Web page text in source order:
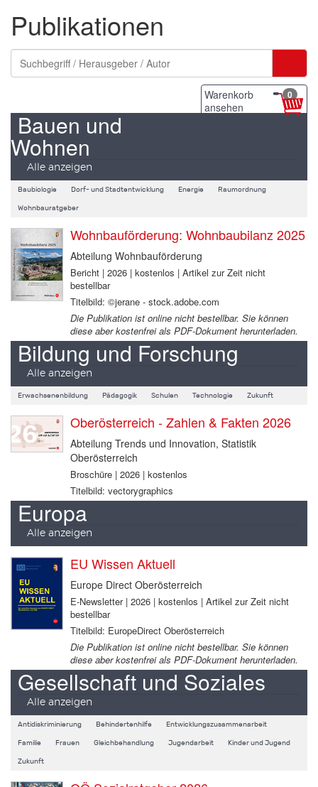
Publikationen
Warenkorb
ansehen
0
Bauen und
Wohnen
Alle anzeigen
Baubiologie Dorf- und Stadtentwicklung Energie Raumordnung
Wohnbauratgeber
Wohnbauförderung: Wohnbaubilanz 2025
Abteilung Wohnbauförderung
Bericht | 2026 | kostenlos | Artikel zur Zeit nicht
bestellbar
Titelbild: ©jerane - stock.adobe.com
Die Publikation ist online nicht bestellbar. Sie können
diese aber kostenfrei als PDF-Dokument herunterladen.
Bildung und Forschung
Alle anzeigen
Erwachsenenbildung Pädagogik Schulen Technologie Zukunft
Oberösterreich - Zahlen & Fakten 2026
Abteilung Trends und Innovation, Statistik
Oberösterreich
Broschüre | 2026 | kostenlos
Titelbild: vectorygraphics
Europa
Alle anzeigen
EU Wissen Aktuell
Europe Direct Oberösterreich
E-Newsletter | 2026 | kostenlos | Artikel zur Zeit nicht
bestellbar
Titelbild: EuropeDirect Oberösterreich
Die Publikation ist online nicht bestellbar. Sie können
diese aber kostenfrei als PDF-Dokument herunterladen.
Gesellschaft und Soziales
Alle anzeigen
Antidiskriminierung Behindertenhilfe Entwicklungszusammenarbeit
Familie Frauen Gleichbehandlung Jugendarbeit Kinder und Jugend
Zukunft